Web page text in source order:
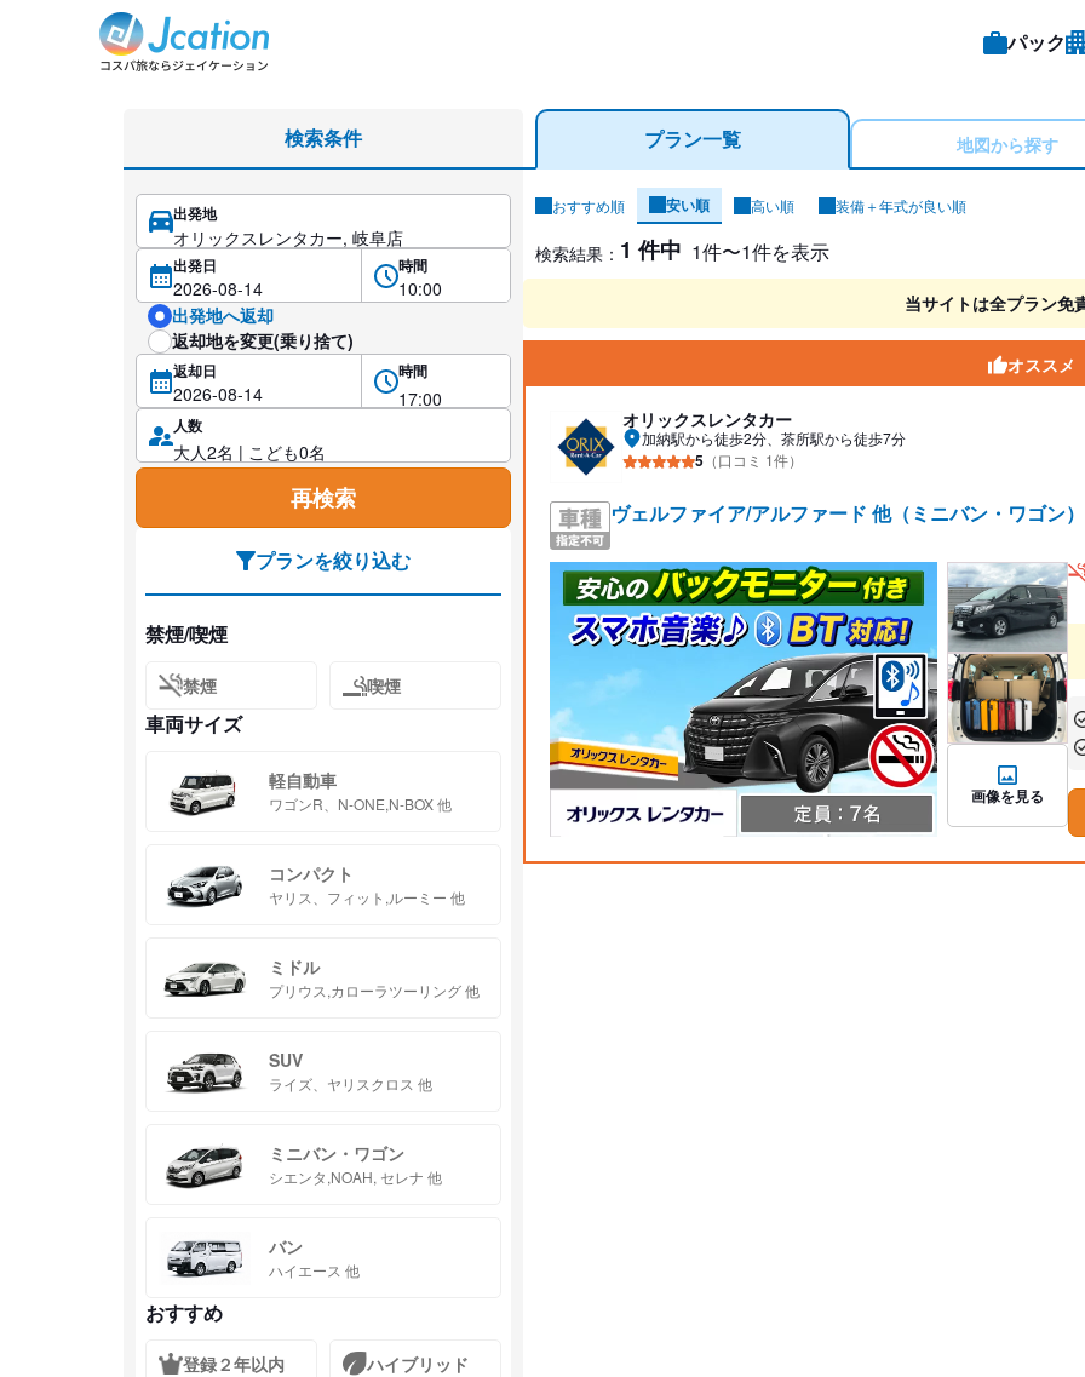
パック
プラン一覧 地図から探す
おすすめ順 安い順 高い順 装備＋年式が良い順
レンタカー検索結果
検索結果： 1 件中 1件〜1件を表示
当サイトは全プラン免
オススメ
オリックスレンタカー
加納駅から徒歩2分、茶所駅から徒歩7分
5 （口コミ 1件）
ヴェルファイア/アルファード 他（ミニバン・ワゴン）
画像を見る
検索条件
出発地
出発日 時間
出発地へ返却
返却地を変更(乗り捨て)
返却日 時間
人数
再検索
プランを絞り込む
禁煙/喫煙
禁煙 喫煙
車両サイズ
軽自動車
ワゴンR、N-ONE,N-BOX 他
コンパクト
ヤリス、フィット,ルーミー 他
ミドル
プリウス,カローラツーリング 他
SUV
ライズ、ヤリスクロス 他
ミニバン・ワゴン
シエンタ,NOAH, セレナ 他
バン
ハイエース 他
おすすめ
登録２年以内 ハイブリッド